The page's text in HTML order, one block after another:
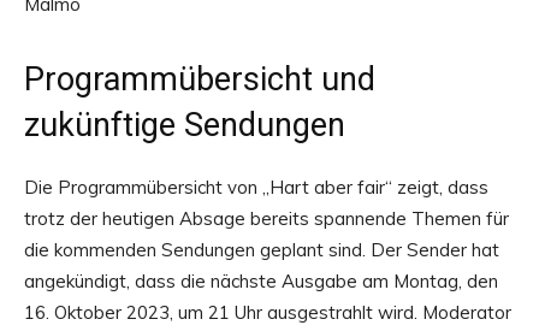
Malmö
Programmübersicht und
zukünftige Sendungen
Die Programmübersicht von „Hart aber fair“ zeigt, dass
trotz der heutigen Absage bereits spannende Themen für
die kommenden Sendungen geplant sind. Der Sender hat
angekündigt, dass die nächste Ausgabe am Montag, den
16. Oktober 2023, um 21 Uhr ausgestrahlt wird. Moderator